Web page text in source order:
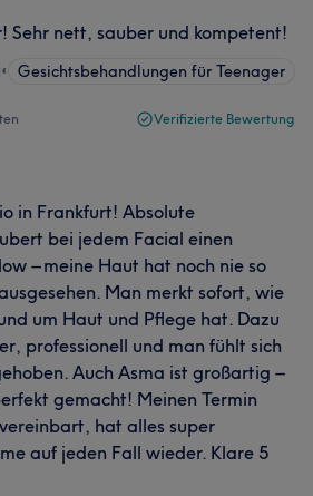
Sehr nett, sauber und kompetent!
• Gesichtsbehandlungen für Teenager
Verifizierte Bewertung
in Frankfurt! Absolute
bei jedem Facial einen
– meine Haut hat noch nie so
Man merkt sofort, wie
um Haut und Pflege hat. Dazu
professionell und man fühlt sich
Auch Asma ist großartig –
gemacht! Meinen Termin
hat alles super
auf jeden Fall wieder. Klare 5